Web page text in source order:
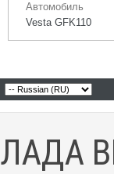
Автомобиль
Vesta GFK110
ЛАДА